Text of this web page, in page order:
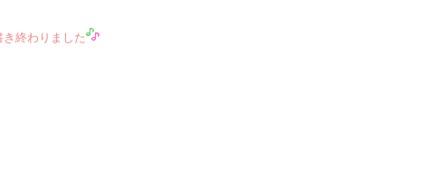
終わりました